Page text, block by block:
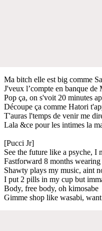
Ma bitch elle est big comme
J'veux l’compte en banque
Pop ça, on s'voit 20 minutes
Découpe ça comme Hatori
T'auras l'temps de venir me
Lala &ce pour les intimes la
[Pucci Jr]
See the future like a psyche, I
Fastforward 8 months
Shawty plays my music, aint
I put 2 pills in my cup but
Body, free body, oh kimosabe
Gimme shop like wasabi,